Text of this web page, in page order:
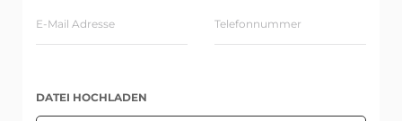
DATEI HOCHLADEN